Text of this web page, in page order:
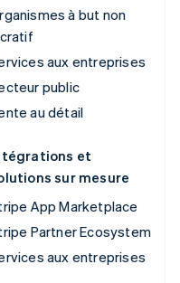
à but non
aux entreprises
public
au détail
et
sur mesure
App Marketplace
Partner Ecosystem
aux entreprises